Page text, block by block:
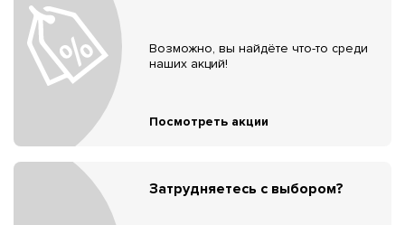
Возможно, вы найдёте что-то среди
наших акций!
Посмотреть акции
Затрудняетесь с выбором?